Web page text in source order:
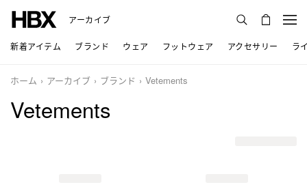
アーカイブ
新着アイテム ブランド ウェア フットウェア アクセサリー ラ
ホーム アーカイブ ブランド Vetements
Vetements